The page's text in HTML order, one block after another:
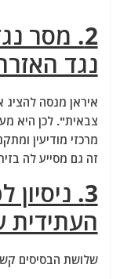
2. מסר
נגד
איראן מנסה
צבאית". לכן היא
מרכזי מודיעין
זה גם מסייע לה
3.
העתידית
שלושת הבסיסים